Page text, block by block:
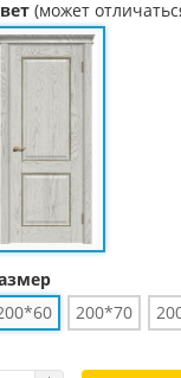
(может
200*70